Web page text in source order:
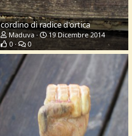
cordino di radice d'ortica
Maduva
19 Dicembre 2014
0
0